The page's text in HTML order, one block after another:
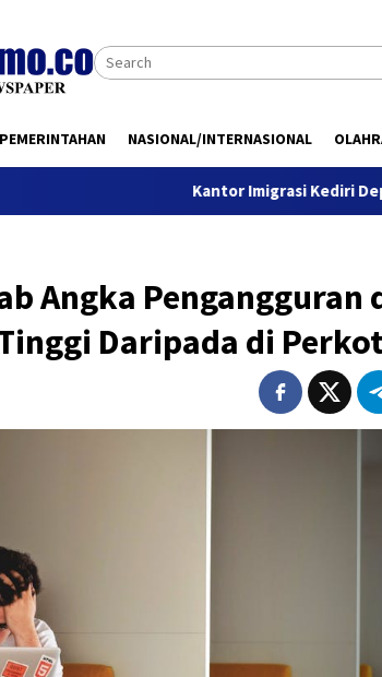
NASIONAL/INTERNASIONAL
Kantor Imigrasi Kediri Deportasi WN
Angka Pengangguran
Daripada di